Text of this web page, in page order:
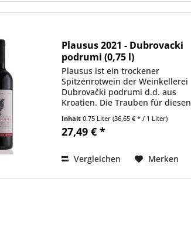
Plausus 2021 - Dubrovacki
podrumi (0,75 l)
Plausus ist ein trockener
Spitzenrotwein der Weinkellerei
Dubrovački podrumi d.d. aus
Kroatien. Die Trauben für diesen
Wein stammen von den steilen
Hängen oberhalb von Cavtat. Es
sind von alters her die besten
Inhalt0.75 Liter(36,65 € * / 1 Liter)
27,49 € *
Vergleichen Merken